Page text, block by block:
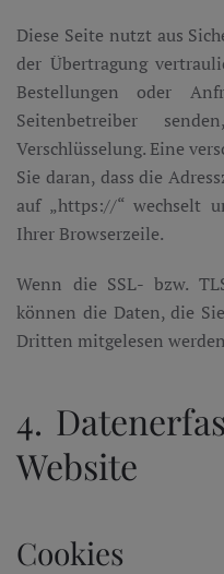
Diese Seite nutzt aus
der Übertragung
Bestellungen oder
Seitenbetreiber
Verschlüsselung. Eine
Sie daran, dass die
auf „https://“ wechselt
Ihrer Browserzeile.
Wenn die SSL- bzw.
können die Daten, die
Dritten mitgelesen
4.
Website
Cookies